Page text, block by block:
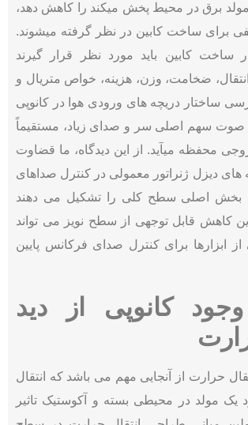
برق در محیط پخش میکند را کاهش دهد،
برای ساخت کابین در نظر گرفته میشوند.
ساخت کابین باید مورد نظر قرار گیرند
ضخامت، وزن، هزینه، خواص متریال و
ساختار دریچه های ورودی هوا در کانوپی
صوت سهم اصلی سر و صدای زیاد، مستقیماً
محفظه میآید. از این دیدگاه، ما قضاوت
دیزل ژنراتور معمولی در کنترل صداهای
بخش اصلی سطح کلی را تشکیل می دهند
کاهش قابل توجهی از سطح نویز می تواند
از ابزارها برای کنترل صدای فرکانس پایین
کانوپی از دید
حرارت از آنجایی مهم می باشد که انتقال
یک مولد در محیطی بسته و آکوستیک تاثیر